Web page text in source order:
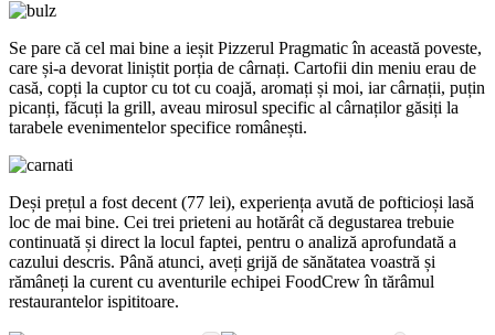
Se pare că cel mai bine a ieșit Pizzerul Pragmatic în această poveste,
care și-a devorat liniștit porția de cârnați. Cartofii din meniu erau de
casă, copți la cuptor cu tot cu coajă, aromați și moi, iar cârnații, puțin
picanți, făcuți la grill, aveau mirosul specific al cârnaților găsiți la
tarabele evenimentelor specifice românești.
Deși prețul a fost decent (77 lei), experiența avută de pofticioși lasă
loc de mai bine. Cei trei prieteni au hotărât că degustarea trebuie
continuată și direct la locul faptei, pentru o analiză aprofundată a
cazului descris. Până atunci, aveți grijă de sănătatea voastră și
rămâneți la curent cu aventurile echipei FoodCrew în tărâmul
restaurantelor ispititoare.